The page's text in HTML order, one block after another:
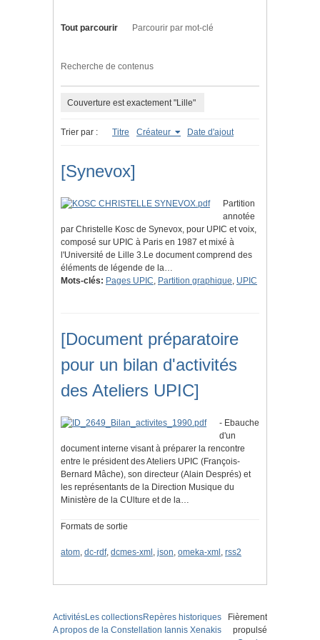
Tout parcourir Parcourir par mot-clé
Recherche de contenus
Couverture est exactement "Lille"
Trier par : Titre Créateur Date d'ajout
[Synevox]
Partition
annotée
par Christelle Kosc de Synevox, pour UPIC et voix,
composé sur UPIC à Paris en 1987 et mixé à
l'Université de Lille 3.Le document comprend des
éléments de légende de la…
Mots-clés: Pages UPIC, Partition graphique, UPIC
[Document préparatoire
pour un bilan d'activités
des Ateliers UPIC]
- Ebauche
d'un
document interne visant à préparer la rencontre
entre le président des Ateliers UPIC (François-
Bernard Mâche), son directeur (Alain Després) et
les représentants de la Direction Musique du
Ministère de la CUlture et de la…
Formats de sortie
atom, dc-rdf, dcmes-xml , json, omeka-xml , rss2
ActivitésLes collectionsRepères historiques
A propos de la Constellation Iannis Xenakis
Fièrement
propulsé